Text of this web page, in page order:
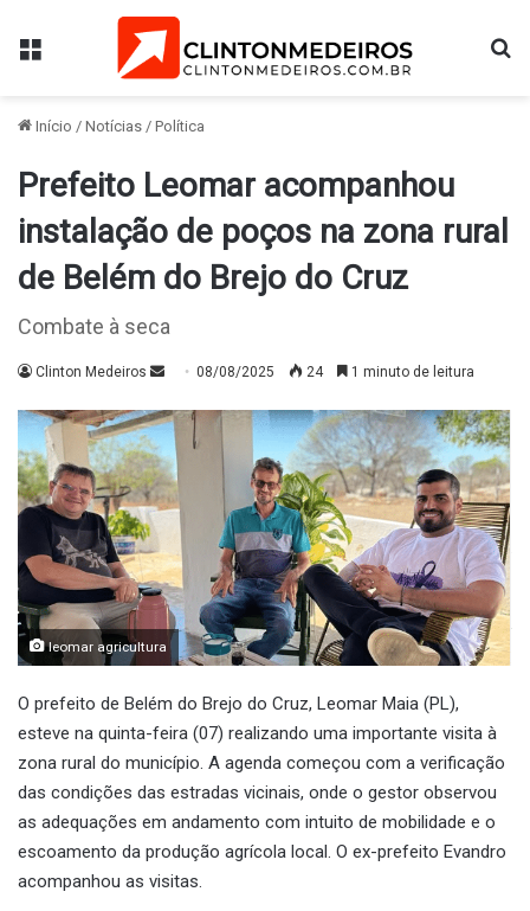
Menu
Início / Notícias / Política
Prefeito Leomar acompanhou
instalação de poços na zona rural
de Belém do Brejo do Cruz
Combate à seca
Clinton Medeiros
Mande
e-
mail
08/08/2025 24 1 minuto de leitura
leomar agricultura
O prefeito de Belém do Brejo do Cruz, Leomar Maia (PL),
esteve na quinta-feira (07) realizando uma importante visita à
zona rural do município. A agenda começou com a verificação
das condições das estradas vicinais, onde o gestor observou
as adequações em andamento com intuito de mobilidade e o
escoamento da produção agrícola local. O ex-prefeito Evandro
acompanhou as visitas.